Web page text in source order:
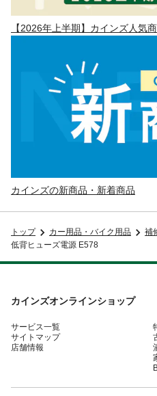
【2026年上半期】カインズ人気
カインズの新商品・新着商品
トップ カー用品・バイク用品 補
低背ヒューズ電源 E578
カインズオンラインショップ
サービス一覧
サイトマップ
店舗情報